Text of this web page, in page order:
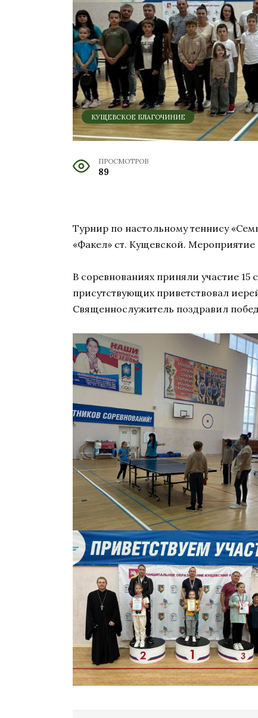
КУЩЕВСКОЕ БЛАГОЧИНИЕ
ПРОСМОТРОВ
89
Турнир по настольному теннису
«Факел» ст. Кущевской.
В соревнованиях приняли участие
присутствующих приветствовал
Священнослужитель поздравил